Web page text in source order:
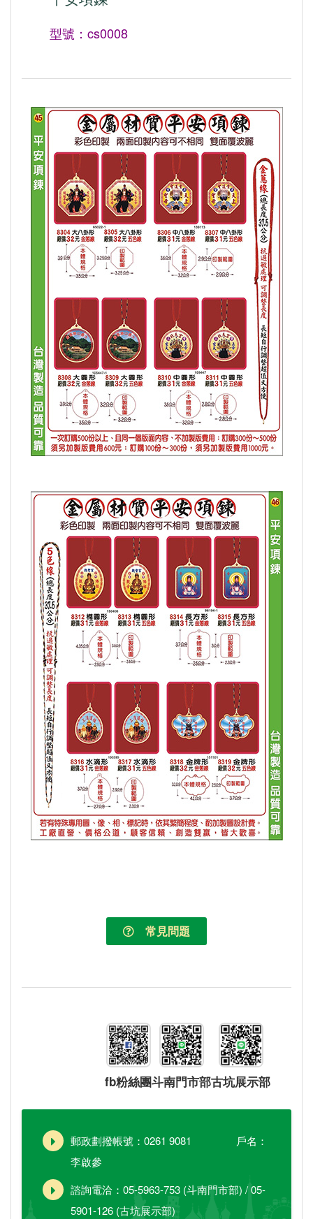
型號：cs0008
常見問題
fb粉絲團斗南門市部古坑展示部
郵政劃撥帳號：0261 9081 戶名：
李啟參
諮詢電洽：05-5963-753 (斗南門市部) / 05-
5901-126 (古坑展示部)